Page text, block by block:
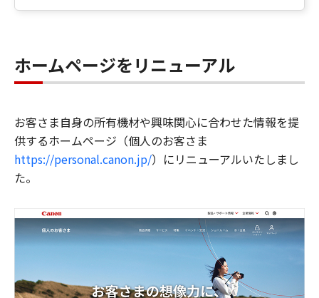
ホームページをリニューアル
お客さま自身の所有機材や興味関心に合わせた情報を提
供するホームページ（個人のお客さま
https://personal.canon.jp/）にリニューアルいたしまし
た。